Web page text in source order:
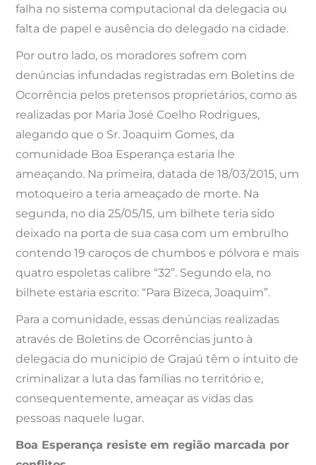
falha no sistema computacional da delegacia ou
falta de papel e ausência do delegado na cidade.
Por outro lado, os moradores sofrem com
denúncias infundadas registradas em Boletins de
Ocorrência pelos pretensos proprietários, como as
realizadas por Maria José Coelho Rodrigues,
alegando que o Sr. Joaquim Gomes, da
comunidade Boa Esperança estaria lhe
ameaçando. Na primeira, datada de 18/03/2015, um
motoqueiro a teria ameaçado de morte. Na
segunda, no dia 25/05/15, um bilhete teria sido
deixado na porta de sua casa com um embrulho
contendo 19 caroços de chumbos e pólvora e mais
quatro espoletas calibre “32”. Segundo ela, no
bilhete estaria escrito: “Para Bizeca, Joaquim”.
Para a comunidade, essas denúncias realizadas
através de Boletins de Ocorrências junto à
delegacia do município de Grajaú têm o intuito de
criminalizar a luta das famílias no território e,
consequentemente, ameaçar as vidas das
pessoas naquele lugar.
Boa Esperança resiste em região marcada por